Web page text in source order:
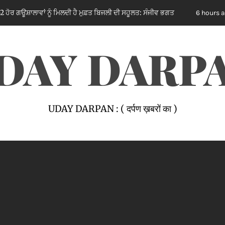
ਨੂੰ ਮਿਲਦੀ ਹੈ ਮੁਫ਼ਤ ਬਿਜਲੀ ਦੀ ਸਹੂਲਤ: ਸੰਜੀਵ ਭਗਤ 6 hours ago एंटी
UDAY DARPAN : ( दर्पण ख़बरों का )